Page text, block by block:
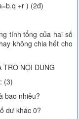
+r ) (2đ)
tính tổng của hai số
không chia hết cho
TRÒ NỘI DUNG
(3)
bao nhiêu?
dư khác 0?